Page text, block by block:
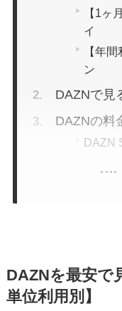
【1ヶ
イ
【年
ン
DAZNで見
DAZNの料
DAZN
DAZNを最安で
単位利用別】